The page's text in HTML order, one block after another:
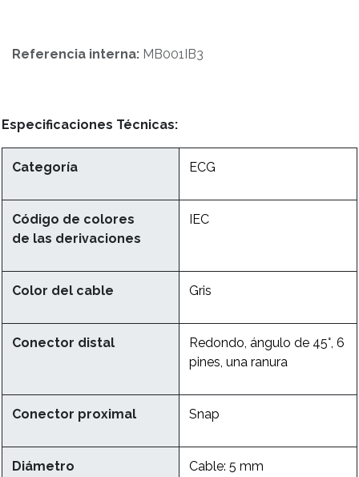
Referencia interna: MB001IB3
Especificaciones Técnicas:
Categoría ECG
Código de colores
de las derivaciones
IEC
Color del cable Gris
Conector distal
Redondo, ángulo de 45°, 6
pines, una ranura
Conector proximal Snap
Diámetro Cable: 5 mm